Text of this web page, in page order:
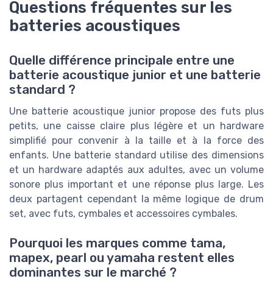
Questions fréquentes sur les
batteries acoustiques
Quelle différence principale entre une
batterie acoustique junior et une batterie
standard ?
Une batterie acoustique junior propose des futs plus
petits, une caisse claire plus légère et un hardware
simplifié pour convenir à la taille et à la force des
enfants. Une batterie standard utilise des dimensions
et un hardware adaptés aux adultes, avec un volume
sonore plus important et une réponse plus large. Les
deux partagent cependant la même logique de drum
set, avec futs, cymbales et accessoires cymbales.
Pourquoi les marques comme tama,
mapex, pearl ou yamaha restent elles
dominantes sur le marché ?